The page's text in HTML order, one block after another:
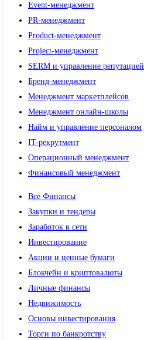
Event-менеджмент
PR-менеджмент
Product-менеджмент
Project-менеджмент
SERM и управление репутацией
Бренд-менеджмент
Менеджмент маркетплейсов
Менеджмент онлайн-школы
Найм и управление персоналом
IT-рекрутмент
Операционный менеджмент
Финансовый менеджмент
Все Финансы
Закупки и тендеры
Заработок в сети
Инвестирование
Акции и ценные бумаги
Блокчейн и криптовалюты
Личные финансы
Недвижимость
Основы инвестирования
Торги по банкротству